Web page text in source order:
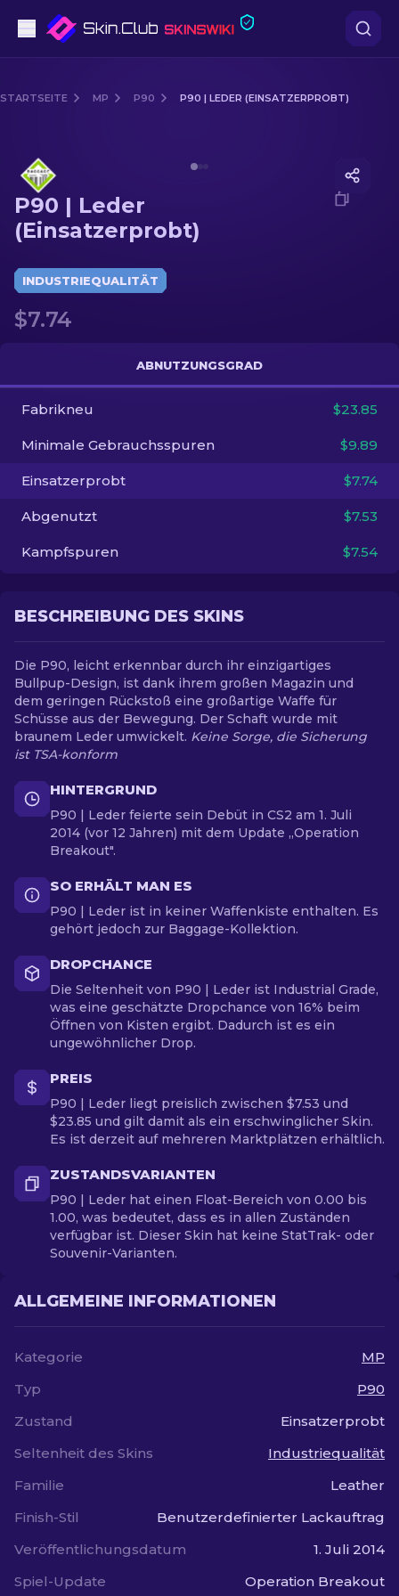
Scharfschützengewehr
Handschuh
Andere
DE
STARTSEITE MP P90 P90 | LEDER (EINSATZERPROBT)
P90 | Leder
(Einsatzerprobt)
INDUSTRIEQUALITÄT
$7.74
ABNUTZUNGSGRAD
Fabrikneu $23.85
Minimale Gebrauchsspuren $9.89
Einsatzerprobt $7.74
Abgenutzt $7.53
Kampfspuren $7.54
BESCHREIBUNG DES SKINS
Die P90, leicht erkennbar durch ihr einzigartiges
Bullpup-Design, ist dank ihrem großen Magazin und
dem geringen Rückstoß eine großartige Waffe für
Schüsse aus der Bewegung. Der Schaft wurde mit
braunem Leder umwickelt. Keine Sorge, die Sicherung
ist TSA-konform
HINTERGRUND
P90 | Leder feierte sein Debüt in CS2 am 1. Juli
2014 (vor 12 Jahren) mit dem Update „Operation
Breakout".
SO ERHÄLT MAN ES
P90 | Leder ist in keiner Waffenkiste enthalten. Es
gehört jedoch zur Baggage-Kollektion.
DROPCHANCE
Die Seltenheit von P90 | Leder ist Industrial Grade,
was eine geschätzte Dropchance von 16% beim
Öffnen von Kisten ergibt. Dadurch ist es ein
ungewöhnlicher Drop.
PREIS
P90 | Leder liegt preislich zwischen $7.53 und
$23.85 und gilt damit als ein erschwinglicher Skin.
Es ist derzeit auf mehreren Marktplätzen erhältlich.
ZUSTANDSVARIANTEN
P90 | Leder hat einen Float-Bereich von 0.00 bis
1.00, was bedeutet, dass es in allen Zuständen
verfügbar ist. Dieser Skin hat keine StatTrak- oder
Souvenir-Varianten.
ALLGEMEINE INFORMATIONEN
Kategorie
MP
Typ
P90
Zustand
Einsatzerprobt
Seltenheit des Skins
Industriequalität
Familie
Leather
Finish-Stil
Benutzerdefinierter Lackauftrag
Veröffentlichungsdatum
1. Juli 2014
Spiel-Update
Operation Breakout